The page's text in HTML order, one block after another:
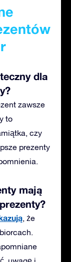
dla
zawsze
to
czy
prezenty
mają
, że